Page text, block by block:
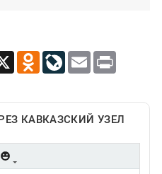
X Odnoklassniki
LiveJournal
Email Print
КАВКАЗСКИЙ УЗЕЛ